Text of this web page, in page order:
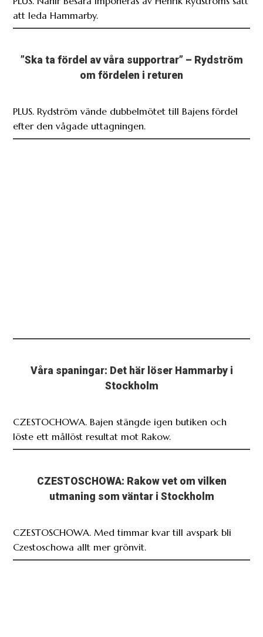
att leda Hammarby.
”Ska ta fördel av våra supportrar” – Rydström
om fördelen i returen
PLUS. Rydström vände dubbelmötet till Bajens fördel
efter den vågade uttagningen.
Våra spaningar: Det här löser Hammarby i
Stockholm
CZESTOCHOWA. Bajen stängde igen butiken och
löste ett mållöst resultat mot Rakow.
CZESTOSCHOWA: Rakow vet om vilken
utmaning som väntar i Stockholm
CZESTOSCHOWA. Med timmar kvar till avspark bli
Czestoschowa allt mer grönvit.